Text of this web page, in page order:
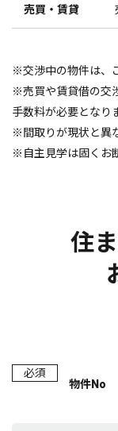
売買・賃貸
※交渉中の物件は、
※売買や賃貸借の交
手数料が必要となり
※間取りが現状と異
※自主見学は固くお
住
必須
物件No